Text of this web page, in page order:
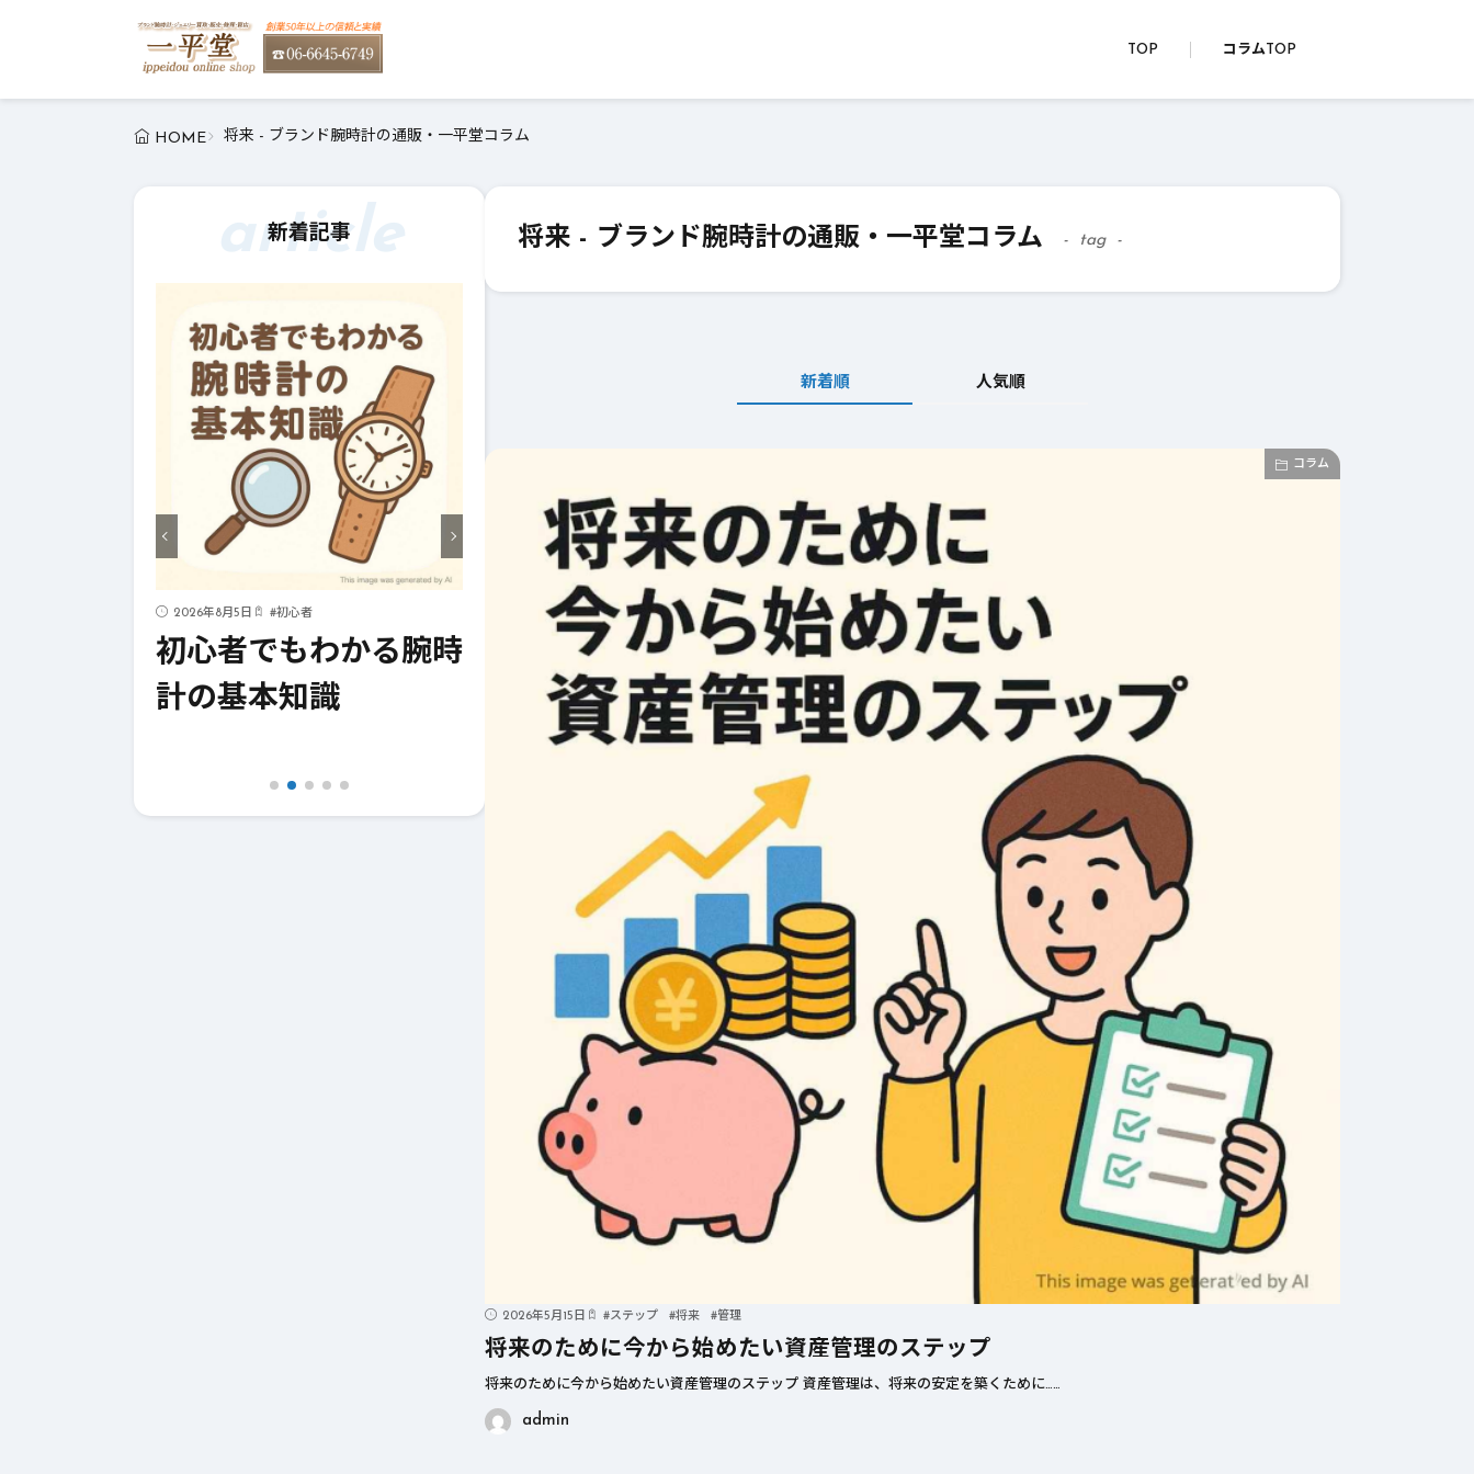
TOP コラムTOP
HOME 将来 - ブランド腕時計の通販・一平堂コラム
新着記事
article
2026年8月5日 #初心者
初心者でもわかる腕時
計の基本知識
2026年8月4日 #ジュエリー
一生の宝物にしたいダ
イヤモンドジュエリー
2026年8月3日 ポイント
初めての純金購入！初
心者が押さえておくべ
きポイント
金の使い道！幸せを引
き寄せる方法
将来 - ブランド腕時計の通販・一平堂コラム tag
新着順 人気順
コラム
2026年5月15日 #ステップ #将来 #管理
将来のために今から始めたい資産管理のステップ
将来のために今から始めたい資産管理のステップ 資産管理は、将来の安定を築くために……
admin